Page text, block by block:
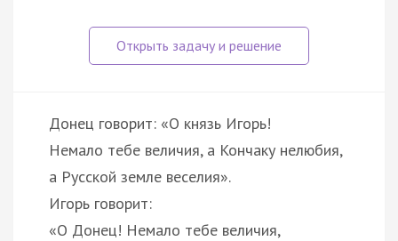
Донец говорит: «О князь Игорь!
Немало тебе величия, а Кончаку нелюбия,
а Русской земле веселия».
Игорь говорит:
«О Донец! Немало тебе величия,